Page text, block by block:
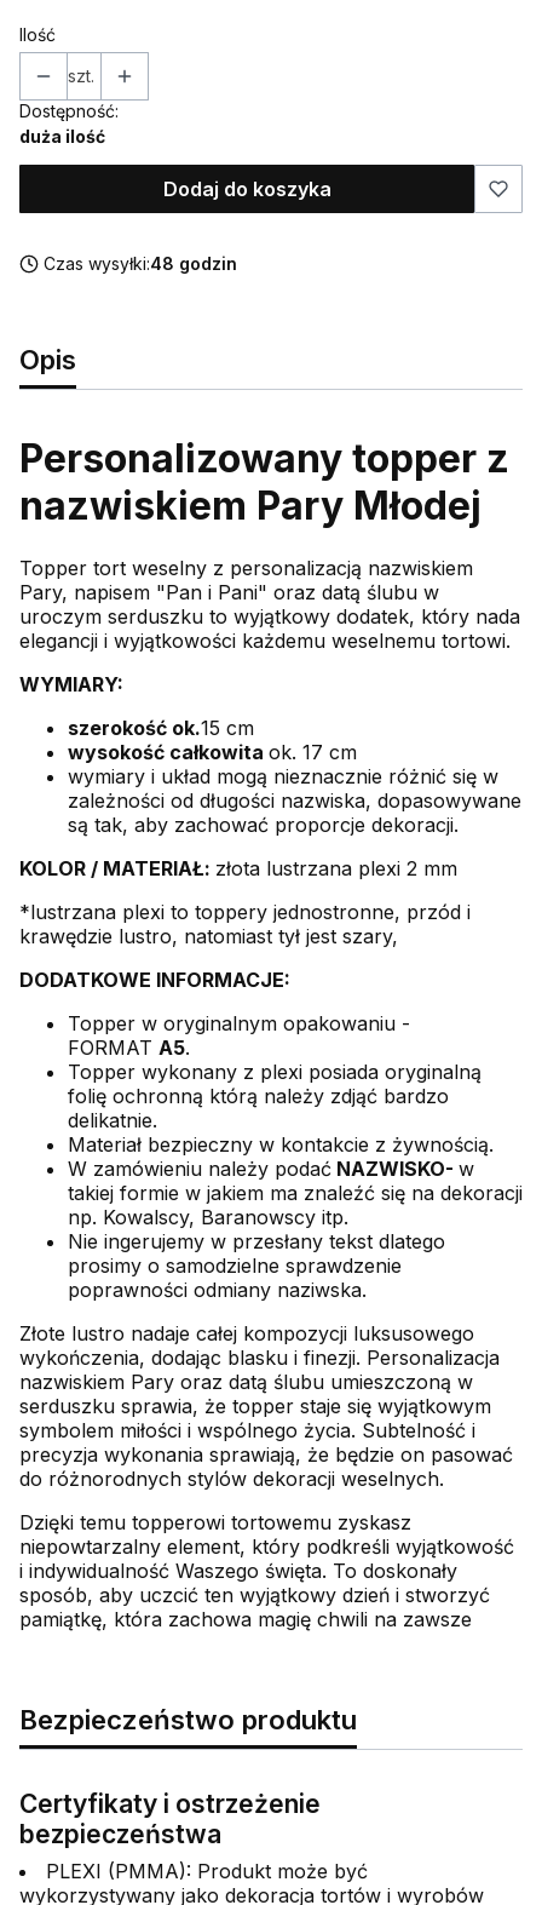
Ilość
szt.
Dostępność:
duża ilość
Dodaj do koszyka
Czas wysyłki:48 godzin
Opis
Personalizowany topper z
nazwiskiem Pary Młodej
Topper tort weselny z personalizacją nazwiskiem
Pary, napisem "Pan i Pani" oraz datą ślubu w
uroczym serduszku to wyjątkowy dodatek, który nada
elegancji i wyjątkowości każdemu weselnemu tortowi.
WYMIARY:
szerokość ok.15 cm
wysokość całkowita ok. 17 cm
wymiary i układ mogą nieznacznie różnić się w
zależności od długości nazwiska, dopasowywane
są tak, aby zachować proporcje dekoracji.
KOLOR / MATERIAŁ: złota lustrzana plexi 2 mm
*lustrzana plexi to toppery jednostronne, przód i
krawędzie lustro, natomiast tył jest szary,
DODATKOWE INFORMACJE:
Topper w oryginalnym opakowaniu -
FORMAT A5.
Topper wykonany z plexi posiada oryginalną
folię ochronną którą należy zdjąć bardzo
delikatnie.
Materiał bezpieczny w kontakcie z żywnością.
W zamówieniu należy podać NAZWISKO- w
takiej formie w jakiem ma znaleźć się na dekoracji
np. Kowalscy, Baranowscy itp.
Nie ingerujemy w przesłany tekst dlatego
prosimy o samodzielne sprawdzenie
poprawności odmiany naziwska.
Złote lustro nadaje całej kompozycji luksusowego
wykończenia, dodając blasku i finezji. Personalizacja
nazwiskiem Pary oraz datą ślubu umieszczoną w
serduszku sprawia, że topper staje się wyjątkowym
symbolem miłości i wspólnego życia. Subtelność i
precyzja wykonania sprawiają, że będzie on pasować
do różnorodnych stylów dekoracji weselnych.
Dzięki temu topperowi tortowemu zyskasz
niepowtarzalny element, który podkreśli wyjątkowość
i indywidualność Waszego święta. To doskonały
sposób, aby uczcić ten wyjątkowy dzień i stworzyć
pamiątkę, która zachowa magię chwili na zawsze
Bezpieczeństwo produktu
Certyfikaty i ostrzeżenie
bezpieczeństwa
PLEXI (PMMA): Produkt może być
wykorzystywany jako dekoracja tortów i wyrobów